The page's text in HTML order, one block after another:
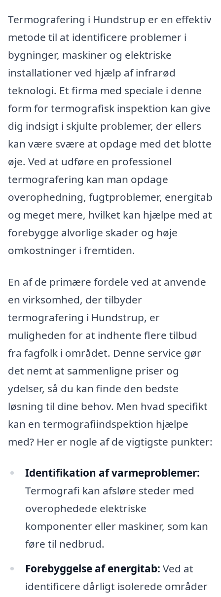
Termografering i Hundstrup er en effektiv
metode til at identificere problemer i
bygninger, maskiner og elektriske
installationer ved hjælp af infrarød
teknologi. Et firma med speciale i denne
form for termografisk inspektion kan give
dig indsigt i skjulte problemer, der ellers
kan være svære at opdage med det blotte
øje. Ved at udføre en professionel
termografering kan man opdage
overophedning, fugtproblemer, energitab
og meget mere, hvilket kan hjælpe med at
forebygge alvorlige skader og høje
omkostninger i fremtiden.
En af de primære fordele ved at anvende
en virksomhed, der tilbyder
termografering i Hundstrup, er
muligheden for at indhente flere tilbud
fra fagfolk i området. Denne service gør
det nemt at sammenligne priser og
ydelser, så du kan finde den bedste
løsning til dine behov. Men hvad specifikt
kan en termografiindspektion hjælpe
med? Her er nogle af de vigtigste punkter:
Identifikation af varmeproblemer:
Termografi kan afsløre steder med
overophedede elektriske
komponenter eller maskiner, som kan
føre til nedbrud.
Forebyggelse af energitab: Ved at
identificere dårligt isolerede områder